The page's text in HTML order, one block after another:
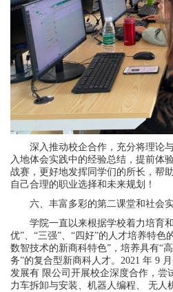
深入推动校企合作，充分将理论
入地体会实践中的经验总结，提前体
战赛，更好地发挥同学们的所长，帮
自己合理的职业选择和未来规划！
六、丰富多彩的第二课堂和社会
学院一直以来根据学校着力培育
优”、“三强”、“四好”的人才培养特色
数智技术的新商科特色”，培养具有“
务”的复合型新商科人才。2021 年 9
发展有 限公司开展校企深度合作，尝
力车拆卸与安装、机器人编程、 无人